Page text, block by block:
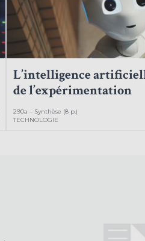
L’intelligence
de l’expérimentation
290a – Synthèse (8 p.)
TECHNOLOGIE